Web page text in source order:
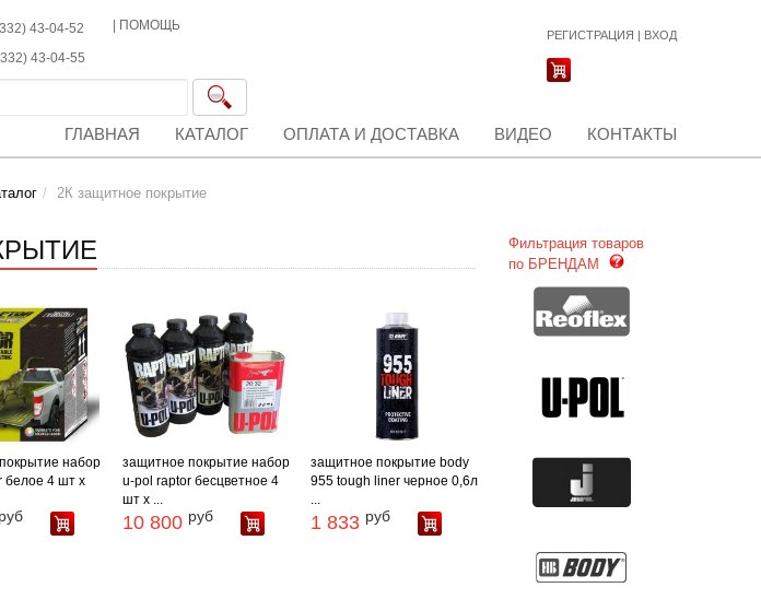
43-04-52
43-04-55
ПОМОЩЬ
РЕГИСТРАЦИЯ | ВХОД
ГЛАВНАЯ КАТАЛОГ ОПЛАТА И ДОСТАВКА ВИДЕО КОНТАКТЫ
2К защитное покрытие
набор
белое 4 шт х
руб
защитное покрытие набор
u-pol raptor бесцветное 4
шт х ...
10 800 руб
защитное покрытие body
955 tough liner черное 0,6л
...
1 833 руб
Фильтрация товаров
по БРЕНДАМ